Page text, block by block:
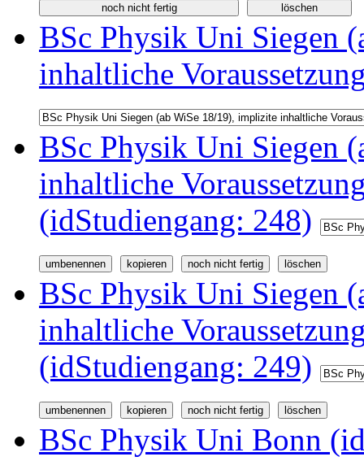
BSc Physik Uni Siegen
inhaltliche
BSc Physik Uni Siegen
inhaltliche
(idStudiengang: 248)
BSc Physik Uni Siegen
inhaltliche
(idStudiengang: 249)
BSc Physik Uni Bonn